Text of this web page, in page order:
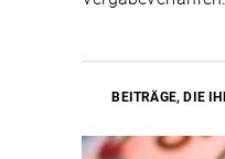
BEITRÄGE, DIE